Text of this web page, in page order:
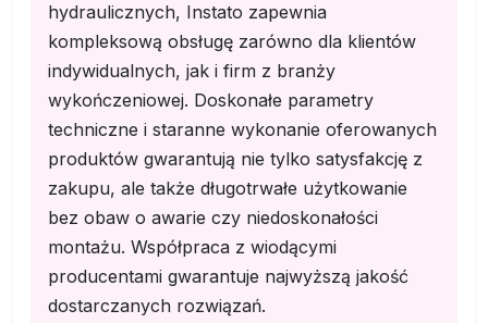
hydraulicznych, Instato zapewnia
kompleksową obsługę zarówno dla klientów
indywidualnych, jak i firm z branży
wykończeniowej. Doskonałe parametry
techniczne i staranne wykonanie oferowanych
produktów gwarantują nie tylko satysfakcję z
zakupu, ale także długotrwałe użytkowanie
bez obaw o awarie czy niedoskonałości
montażu. Współpraca z wiodącymi
producentami gwarantuje najwyższą jakość
dostarczanych rozwiązań.